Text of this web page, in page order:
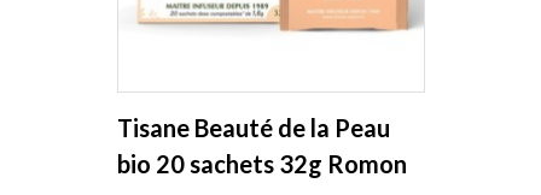
Tisane Beauté de la Peau
bio 20 sachets 32g Romon